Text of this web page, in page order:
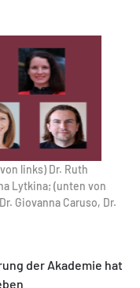
links) Dr. Ruth
Lytkina; (unten von
Giovanna Caruso, Dr.
der Akademie hat